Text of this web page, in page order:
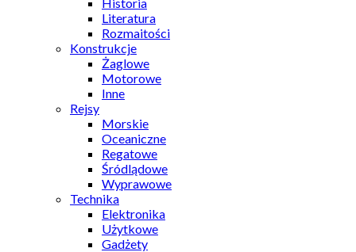
Literatura
Rozmaitości
Konstrukcje
Żaglowe
Motorowe
Inne
Rejsy
Morskie
Oceaniczne
Regatowe
Śródlądowe
Wyprawowe
Technika
Elektronika
Użytkowe
Gadżety